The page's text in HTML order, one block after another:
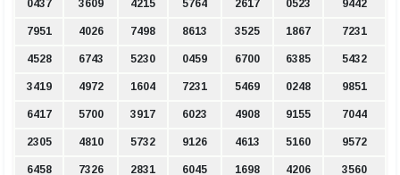
0437 3609 4215 5764 2617 0523 9442
7951 4026 7498 8613 3525 1867 7231
4528 6743 5230 0459 6700 6385 5432
3419 4972 1604 7231 5469 0248 9851
6417 5700 3917 6023 4908 9155 7044
2305 4810 5732 9126 4613 5160 9572
6458 7326 2831 6045 1698 4206 3560